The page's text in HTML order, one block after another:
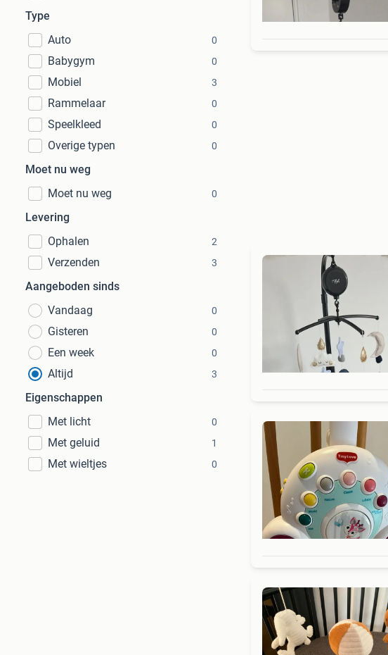
Type
Auto
0
Babygym 0
Mobiel 3
Rammelaar 0
Speelkleed 0
Overige typen 0
Moet nu weg
Moet nu weg
0
Levering
Ophalen
2
Verzenden 3
Aangeboden sinds
Vandaag
0
Gisteren 0
Een week 0
Altijd 3
Eigenschappen
Met licht
0
Met geluid 1
Met wieltjes 0